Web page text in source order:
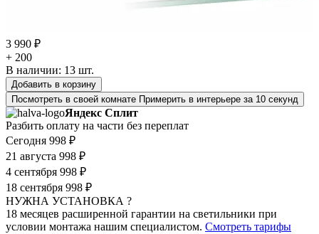
3 990 ₽
+ 200
В наличии: 13 шт.
Добавить в корзину
Посмотреть в своей комнате Примерить в интерьере за 10 секунд
Яндекс Сплит
Разбить оплату на части без переплат
Сегодня 998 ₽
21 августа 998 ₽
4 сентября 998 ₽
18 сентября 998 ₽
НУЖНА УСТАНОВКА ?
18 месяцев расширенной гарантии на светильники при
условии монтажа нашим специалистом. Смотреть тарифы